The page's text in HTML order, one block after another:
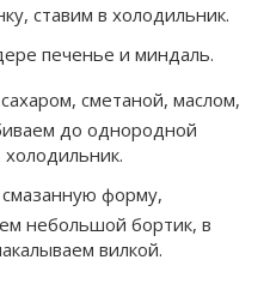
ставим в холодильник.
печенье и миндаль.
сметаной, маслом,
до однородной
форму,
небольшой бортик, в
вилкой.